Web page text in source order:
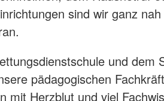
sind wir ganz
und dem
pädagogischen
mit Herzblut und viel